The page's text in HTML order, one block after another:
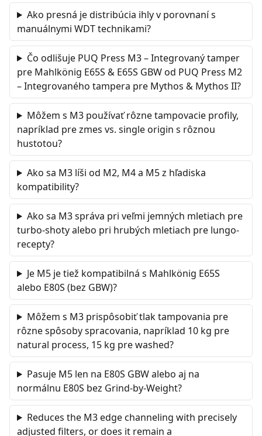
Ako presná je distribúcia ihly v porovnaní s
manuálnymi WDT technikami?
Čo odlišuje PUQ Press M3 – Integrovaný tamper
pre Mahlkönig E65S & E65S GBW od PUQ Press M2
– Integrovaného tampera pre Mythos & Mythos II?
Môžem s M3 používať rôzne tampovacie profily,
napríklad pre zmes vs. single origin s rôznou
hustotou?
Ako sa M3 líši od M2, M4 a M5 z hľadiska
kompatibility?
Ako sa M3 správa pri veľmi jemných mletiach pre
turbo-shoty alebo pri hrubých mletiach pre lungo-
recepty?
Je M5 je tiež kompatibilná s Mahlkönig E65S
alebo E80S (bez GBW)?
Môžem s M3 prispôsobiť tlak tampovania pre
rôzne spôsoby spracovania, napríklad 10 kg pre
natural process, 15 kg pre washed?
Pasuje M5 len na E80S GBW alebo aj na
normálnu E80S bez Grind-by-Weight?
Reduces the M3 edge channeling with precisely
adjusted filters, or does it remain a